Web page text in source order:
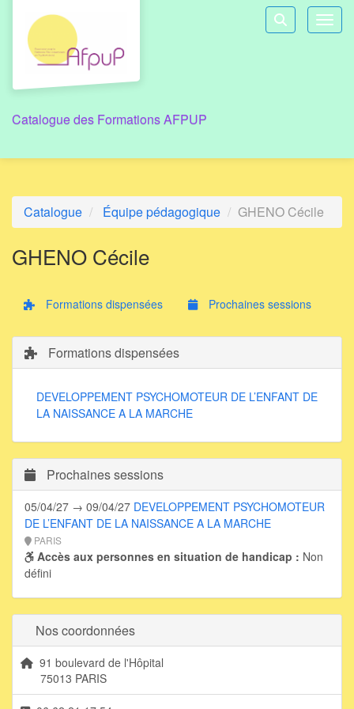
Aller au menu principal
Aller au contenu principal
Personnaliser l'interface
Rechercher
Catalogue des Formations AFPUP
Catalogue Équipe pédagogique GHENO Cécile
GHENO Cécile
Formations dispensées Prochaines sessions
Formations dispensées
DEVELOPPEMENT PSYCHOMOTEUR DE L’ENFANT DE
LA NAISSANCE A LA MARCHE
Prochaines sessions
05/04/27 → 09/04/27 DEVELOPPEMENT PSYCHOMOTEUR
DE L’ENFANT DE LA NAISSANCE A LA MARCHE
PARIS
Accès aux personnes en situation de handicap : Non
défini
Nos coordonnées
91 boulevard de l'Hôpital
75013 PARIS